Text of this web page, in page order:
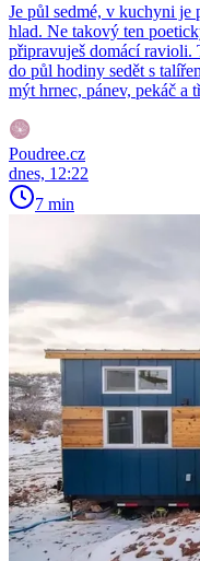
Je půl sedmé, v kuchyni je
hlad. Ne takový ten
připravuješ domácí ravioli.
do půl hodiny sedět s
mýt hrnec, pánev, pekáč a
Poudree.cz
dnes, 12:22
7 min